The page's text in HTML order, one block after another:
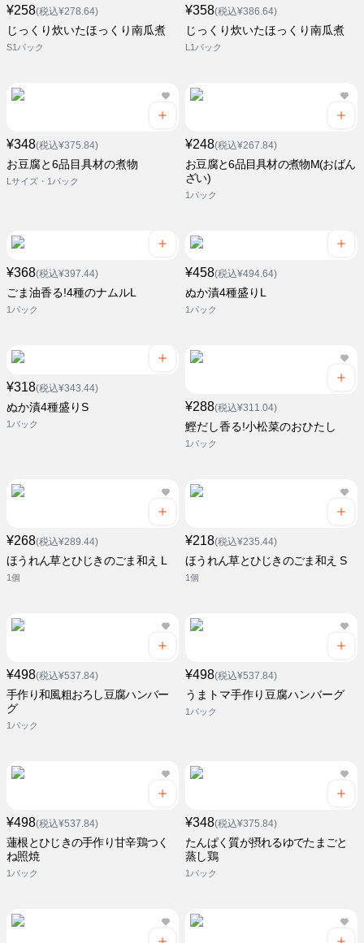
¥258(税込¥278.64)
じっくり炊いたほっくり南瓜煮
S1パック
¥358(税込¥386.64)
じっくり炊いたほっくり南瓜煮
L1パック
¥348(税込¥375.84)
お豆腐と6品目具材の煮物
Lサイズ・1パック
¥248(税込¥267.84)
お豆腐と6品目具材の煮物M(おばん
ざい)
1パック
¥368(税込¥397.44)
ごま油香る!4種のナムルL
1パック
¥458(税込¥494.64)
ぬか漬4種盛りL
1パック
¥318(税込¥343.44)
ぬか漬4種盛りS
1パック
¥288(税込¥311.04)
鰹だし香る!小松菜のおひたし
1パック
¥268(税込¥289.44)
ほうれん草とひじきのごま和え L
1個
¥218(税込¥235.44)
ほうれん草とひじきのごま和え S
1個
¥498(税込¥537.84)
手作り和風粗おろし豆腐ハンバー
グ
1パック
¥498(税込¥537.84)
うまトマ手作り豆腐ハンバーグ
1パック
¥498(税込¥537.84)
蓮根とひじきの手作り甘辛鶏つく
ね照焼
1パック
¥348(税込¥375.84)
たんぱく質が摂れるゆでたまごと
蒸し鶏
1パック